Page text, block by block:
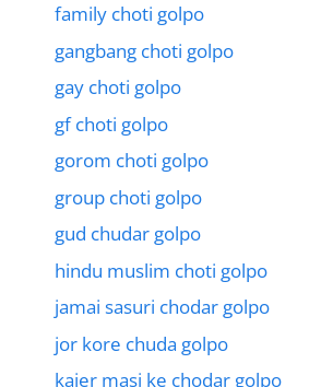
family choti golpo
gangbang choti golpo
gay choti golpo
gf choti golpo
gorom choti golpo
group choti golpo
gud chudar golpo
hindu muslim choti golpo
jamai sasuri chodar golpo
jor kore chuda golpo
kajer masi ke chodar golpo